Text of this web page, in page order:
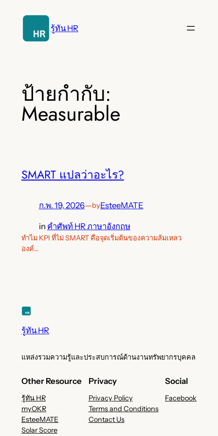
รู้ทัน HR
ป้ายกำกับ:
Measurable
SMART แปลว่าอะไร?
ก.พ. 19, 2026—byEsteeMATE
in คำศัพท์ HR ภาษาอังกฤษ
ทำไม KPI ที่ไม่ SMART คือจุดเริ่มต้นของความล้มเหลว
องค์…
รู้ทัน HR
แหล่งรวมความรู้และประสบการณ์ด้านงานทรัพยากรบุคคล
Other Resource
รู้ทัน HR
myOKR
EsteeMATE
Solar Score
Privacy
Privacy Policy
Terms and Conditions
Contact Us
Social
Facebook